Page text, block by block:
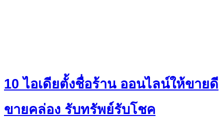
10 ไอเดียตั้งชื่อร้าน ออนไลน์ให้ขายดี
ขายคล่อง รับทรัพย์รับโชค